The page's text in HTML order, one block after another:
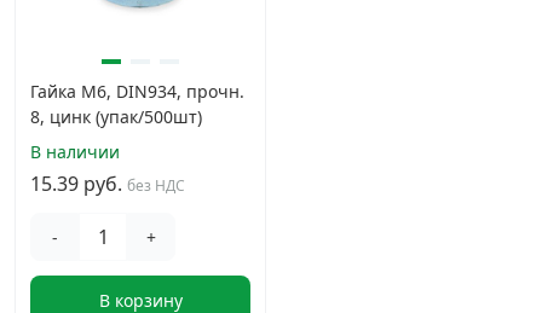
Гайка М6, DIN934, прочн.
8, цинк (упак/500шт)
В наличии
15.39 руб. без НДС
- +
В корзину